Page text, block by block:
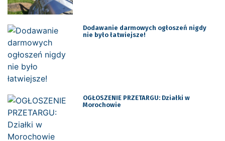
Dodawanie darmowych ogłoszeń nigdy
nie było łatwiejsze!
OGŁOSZENIE PRZETARGU: Działki w
Morochowie